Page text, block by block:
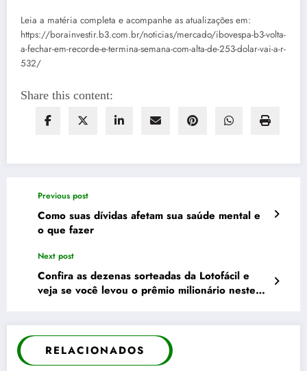
Leia a matéria completa e acompanhe as atualizações em:
https://borainvestir.b3.com.br/noticias/mercado/ibovespa-b3-volta-
a-fechar-em-recorde-e-termina-semana-com-alta-de-253-dolar-vai-a-r-
532/
Share this content:
Previous post
Como suas dívidas afetam sua saúde mental e
o que fazer
Next post
Confira as dezenas sorteadas da Lotofácil e
veja se você levou o prêmio milionário neste
RELACIONADOS